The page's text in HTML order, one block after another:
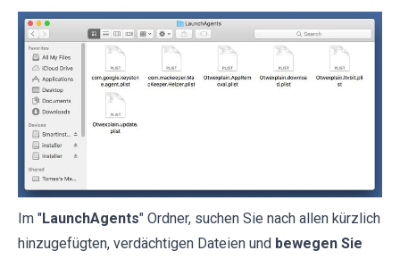
Im "LaunchAgents" Ordner, suchen Sie nach allen kürzlich
hinzugefügten, verdächtigen Dateien und bewegen Sie